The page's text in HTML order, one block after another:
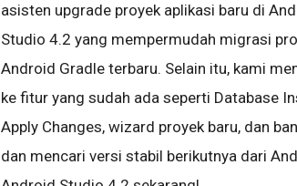
asisten upgrade proyek aplikasi baru di
Studio 4.2 yang mempermudah migrasi
Android Gradle terbaru. Selain itu, kami
ke fitur yang sudah ada seperti Database
Apply Changes, wizard proyek baru, dan
dan mencari versi stabil berikutnya dari